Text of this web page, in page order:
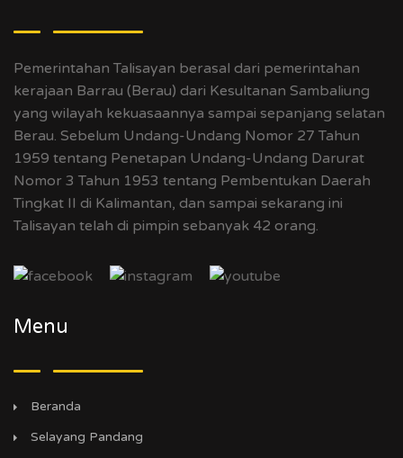
Pemerintahan Talisayan berasal dari pemerintahan
kerajaan Barrau (Berau) dari Kesultanan Sambaliung
yang wilayah kekuasaannya sampai sepanjang selatan
Berau. Sebelum Undang-Undang Nomor 27 Tahun
1959 tentang Penetapan Undang-Undang Darurat
Nomor 3 Tahun 1953 tentang Pembentukan Daerah
Tingkat II di Kalimantan, dan sampai sekarang ini
Talisayan telah di pimpin sebanyak 42 orang.
Menu
Beranda
Selayang Pandang